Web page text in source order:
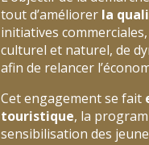
tout d’améliorer la
initiatives
culturel et naturel, de
afin de relancer
Cet engagement se fait
touristique, la
sensibilisation des